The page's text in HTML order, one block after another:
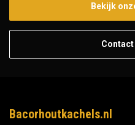
Bekijk
Bacorhoutkachels.nl